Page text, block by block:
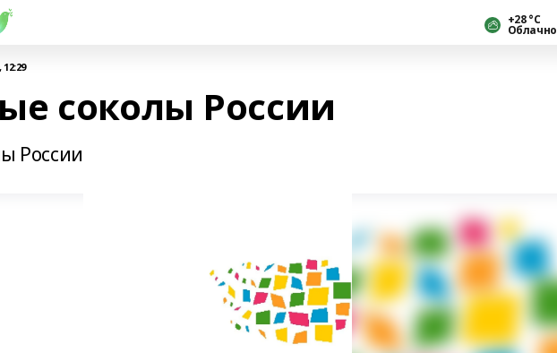
+28 °С
Облачно
соколы России
России